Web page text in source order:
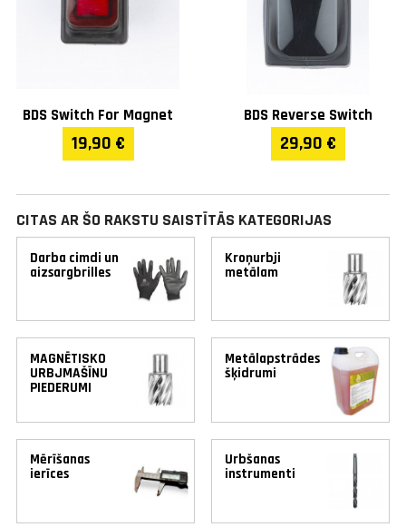
BDS Switch For Magnet
19,90 €
BDS Reverse Switch
29,90 €
CITAS AR ŠO RAKSTU SAISTĪTĀS KATEGORIJAS
Darba cimdi un
aizsargbrilles
Kroņurbji
metālam
MAGNĒTISKO
URBJMAŠĪNU
PIEDERUMI
Metālapstrādes
šķidrumi
Mērīšanas
ierīces
Urbšanas
instrumenti